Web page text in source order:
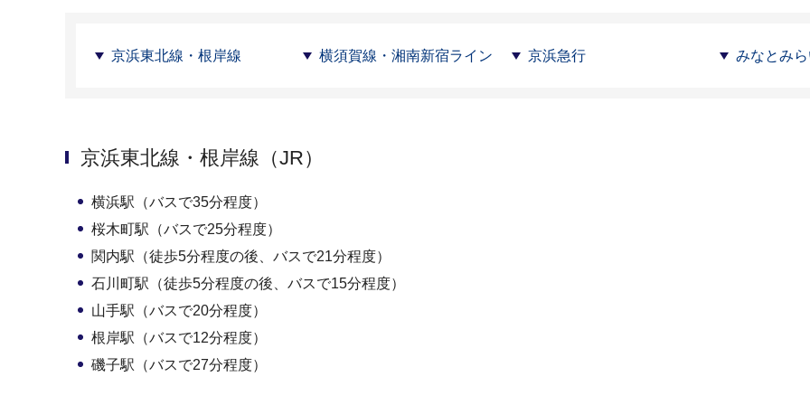
京浜東北線・根岸線 横須賀線・湘南新宿ライン 京浜急行 みなとみ
京浜東北線・根岸線（JR）
横浜駅（バスで35分程度）
桜木町駅（バスで25分程度）
関内駅（徒歩5分程度の後、バスで21分程度）
石川町駅（徒歩5分程度の後、バスで15分程度）
山手駅（バスで20分程度）
根岸駅（バスで12分程度）
磯子駅（バスで27分程度）